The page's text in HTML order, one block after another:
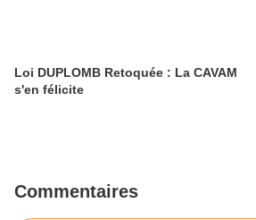
Loi DUPLOMB Retoquée : La CAVAM
s'en félicite
Commentaires